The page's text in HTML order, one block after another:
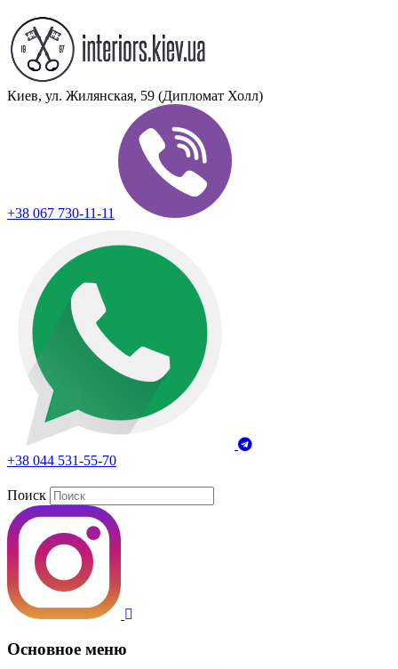
Киев, ул. Жилянская, 59 (Дипломат Холл)
+38 067 730-11-11
+38 044 531-55-70
Поиск
Основное меню